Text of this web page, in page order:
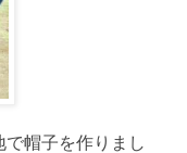
帽子を作りまし